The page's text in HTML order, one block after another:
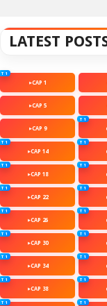
LATEST
T 1
CAP 1
CAP 5
CAP 9
T 1
T 1
CAP 14
T 1
T 1
CAP 18
T 1
T 1
CAP 22
T 1
T 1
CAP 26
T 1
T 1
CAP 30
T 1
T 1
CAP 34
T 1
T 1
CAP 38
T 1
T 1 T 1